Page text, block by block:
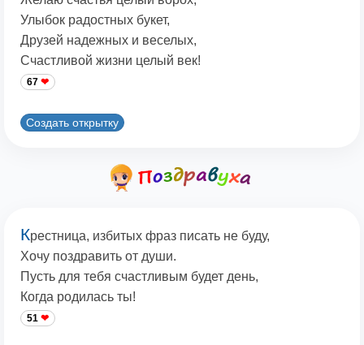
Улыбок радостных букет,
Друзей надежных и веселых,
Счастливой жизни целый век!
67
Создать открытку
Крестница, избитых фраз писать не буду,
Хочу поздравить от души.
Пусть для тебя счастливым будет день,
Когда родилась ты!
51